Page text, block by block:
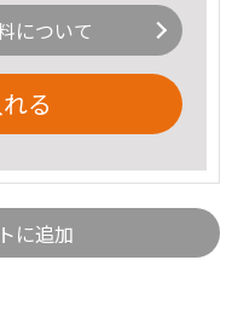
について
る
に追加